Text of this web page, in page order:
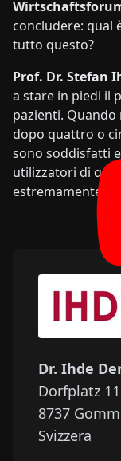
concludere: qual
tutto questo?
Prof. Dr. Stefan
a stare in piedi il
pazienti.
dopo quattro o
sono soddisfatti
utilizzatori di
estremamente
Dr. Ihde
Dorfplatz 11
8737
Svizzera